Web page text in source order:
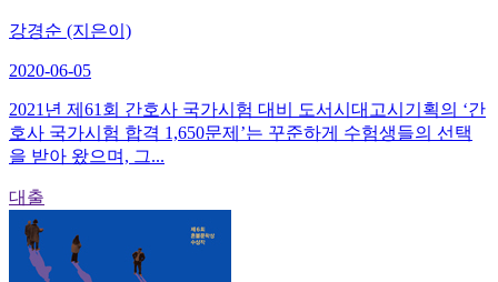
강경순 (지은이)
2020-06-05
2021년 제61회 간호사 국가시험 대비 도서시대고시기획의 ‘간
호사 국가시험 합격 1,650문제’는 꾸준하게 수험생들의 선택
을 받아 왔으며, 그...
대출